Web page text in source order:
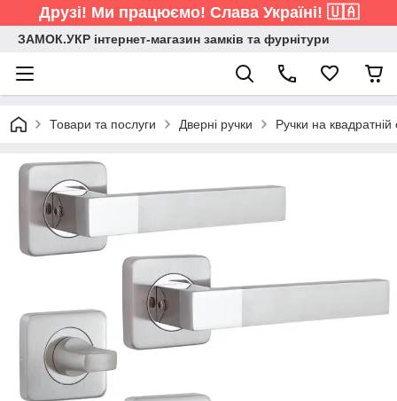
Друзі! Ми працюємо! Слава Україні! 🇺🇦
ЗАМОК.УКР інтернет-магазин замків та фурнітури
Товари та послуги Дверні ручки Ручки на квадратній